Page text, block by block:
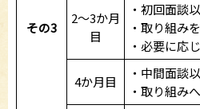
その3
2～3か月
目
・初回面談
・取り組み
・必要に応
4か月目
・中間面談
・取り組み